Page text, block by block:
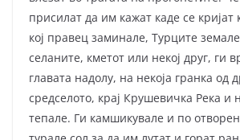
присилат да им кажат каде се
кој правец заминале, Турците
селаните, кметот или некој друг, ги
главата надолу, на некоја гранка од
средселото, крај Крушевичка Река и
тепале. Ги камшикувале и по